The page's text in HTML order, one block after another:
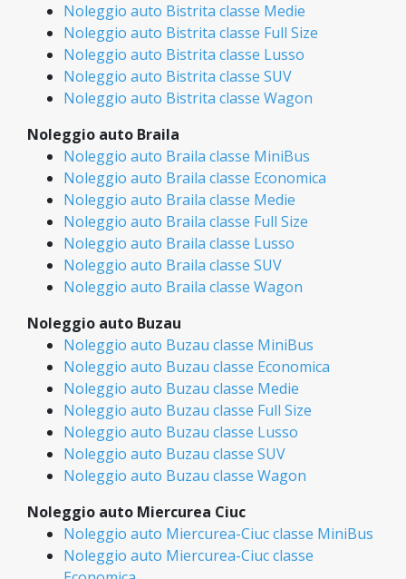
Noleggio auto Bistrita classe Medie
Noleggio auto Bistrita classe Full Size
Noleggio auto Bistrita classe Lusso
Noleggio auto Bistrita classe SUV
Noleggio auto Bistrita classe Wagon
Noleggio auto Braila
Noleggio auto Braila classe MiniBus
Noleggio auto Braila classe Economica
Noleggio auto Braila classe Medie
Noleggio auto Braila classe Full Size
Noleggio auto Braila classe Lusso
Noleggio auto Braila classe SUV
Noleggio auto Braila classe Wagon
Noleggio auto Buzau
Noleggio auto Buzau classe MiniBus
Noleggio auto Buzau classe Economica
Noleggio auto Buzau classe Medie
Noleggio auto Buzau classe Full Size
Noleggio auto Buzau classe Lusso
Noleggio auto Buzau classe SUV
Noleggio auto Buzau classe Wagon
Noleggio auto Miercurea Ciuc
Noleggio auto Miercurea-Ciuc classe MiniBus
Noleggio auto Miercurea-Ciuc classe